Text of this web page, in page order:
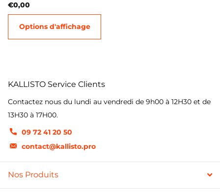
€0,00
Options d'affichage
KALLISTO Service Clients
Contactez nous du lundi au vendredi de 9h00 à 12H30 et de
13H30 à 17H00.
09 72 41 20 50
contact@kallisto.pro
Nos Produits